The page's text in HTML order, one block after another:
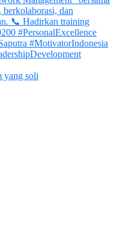
yang soli